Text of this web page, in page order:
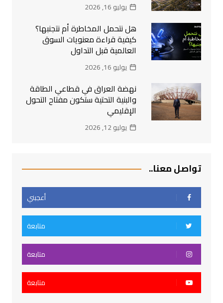
يوليو 16, 2026
هل نتحمل المخاطرة أم نتجنبها؟
كيفية قراءة معنويات السوق
العالمية قبل التداول
يوليو 16, 2026
نهضة العراق في قطاعي الطاقة
والبنية التحتية ستكون مفتاح التحول
الإقليمي
يوليو 12, 2026
تواصل معنا..
أعجبني
متابعة
متابعة
متابعة